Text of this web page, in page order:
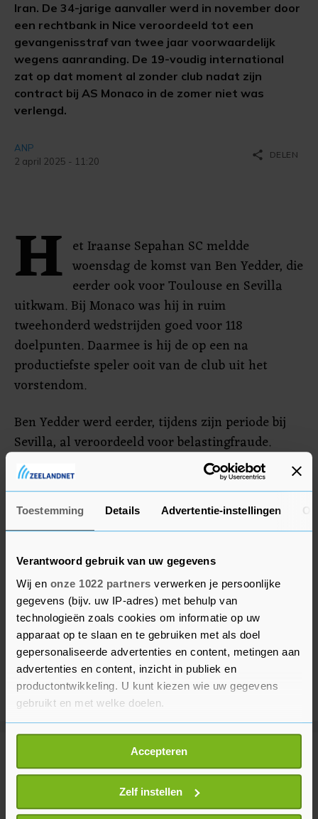
Toestemming Details Advertentie-instellingen
Verantwoord gebruik van uw gegevens
Wij en onze 1022 partners verwerken je persoonlijke
gegevens (bijv. uw IP-adres) met behulp van
technologieën zoals cookies om informatie op uw
apparaat op te slaan en te gebruiken met als doel
gepersonaliseerde advertenties en content, metingen aan
advertenties en content, inzicht in publiek en
productontwikkeling. U kunt kiezen wie uw gegevens
gebruikt en met welke doelen.
Als u het toestaat, willen we ook graag:
Informatie verzamelen over uw geografische
locatie, die tot een paar meter nauwkeurig kan zijn
Uw apparaat identificeren door het actief te
scannen op specifieke eigenschappen (fingerprinting)
Accepteren
Zelf instellen
Iran. De 34-jarige aanvaller werd in november door
een rechtbank in Nice veroordeeld tot een
gevangenisstraf van twee jaar voorwaardelijk
wegens aanranding. De 19-voudig international
zat op dat moment al zonder club nadat zijn
contract bij AS Monaco in de zomer niet was
verlengd.
ANP
2 april 2025 - 11:20
share DELEN
H et Iraanse Sepahan SC meldde
woensdag de komst van Ben Yedder, die
eerder ook voor Toulouse en Sevilla
uitkwam. Bij Monaco was hij in ruim
tweehonderd wedstrijden goed voor 118
doelpunten. Daarmee is hij de op een na
productiefste speler ooit van de club uit het
vorstendom.
Ben Yedder werd eerder, tijdens zijn periode bij
Sevilla, al veroordeeld voor belastingfraude.
PSV neemt Servische linksachter